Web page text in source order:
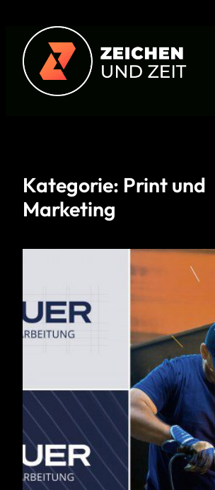
springen
Kategorie: Print und
Marketing